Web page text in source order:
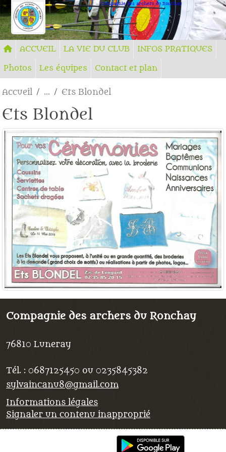
Compagnie des archers du Ronchay
ACCUEIL LA VIE DU CLUB
INFOS PRATIQUES
Photos
Les équipes Contact et plan
Accueil Ets Blondel
Ets Blondel
Compagnie des archers du Ronchay
76810 Luneray
Tél. : 0687125450 ou 0235845382
sylvaincanu8@gmail.com
Informations légales
Signaler un contenu inapproprié
Panneau de gestion des cookies